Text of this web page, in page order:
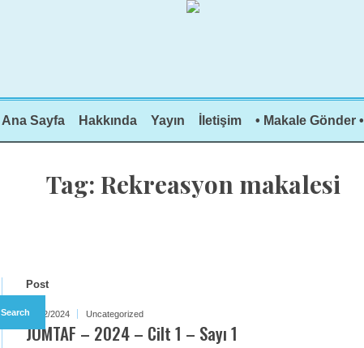
Ana Sayfa Hakkında Yayın İletişim • Makale Gönder •
Tag: Rekreasyon makalesi
Post
25/12/2024 Uncategorized
JOMTAF – 2024 – Cilt 1 – Sayı 1
Search